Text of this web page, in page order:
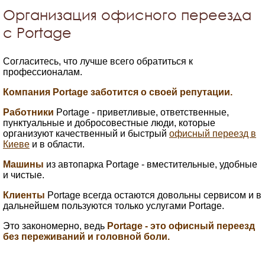
Организация офисного переезда
с Portage
Согласитесь, что лучше всего обратиться к
профессионалам.
Компания Portage заботится о своей репутации.
Работники Portage - приветливые, ответственные,
пунктуальные и добросовестные люди, которые
организуют качественный и быстрый офисный переезд в
Киеве и в области.
Машины из автопарка Portage - вместительные, удобные
и чистые.
Клиенты Portage всегда остаются довольны сервисом и в
дальнейшем пользуются только услугами Portage.
Это закономерно, ведь Portage - это офисный переезд
без переживаний и головной боли.